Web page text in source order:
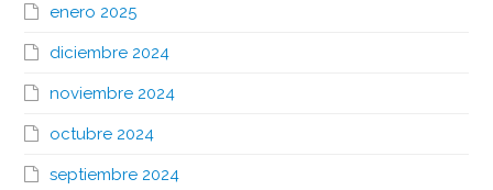
enero 2025
diciembre 2024
noviembre 2024
octubre 2024
septiembre 2024